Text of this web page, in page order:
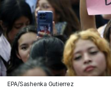
EPA/Sashenka Gutierrez